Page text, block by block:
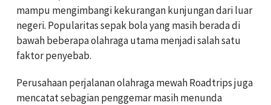
mampu mengimbangi kekurangan kunjungan dari luar
negeri. Popularitas sepak bola yang masih berada di
bawah beberapa olahraga utama menjadi salah satu
faktor penyebab.
Perusahaan perjalanan olahraga mewah Roadtrips juga
mencatat sebagian penggemar masih menunda